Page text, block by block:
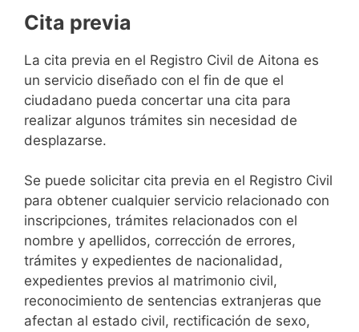
Cita previa
​​​​​​​​​​​​​​​​​​​​​​​​​​​​La cita previa en el Registro Civil de Aitona es
un servicio diseñado con el fin de que el
ciudadano pueda concertar una cita para
realizar algunos trámites sin necesidad de
desplazarse.​
Se puede solicitar cita previa en el Registro Civil
para obtener cualquier servicio relacionado con
inscripciones, trámites relacionados con el
nombre y apellidos, corrección de errores,
trámites y expedientes de nacionalidad,
expedientes previos al matrimonio civil,
reconocimiento de sentencias extranjeras que
afectan al estado civil, rectificación de sexo,